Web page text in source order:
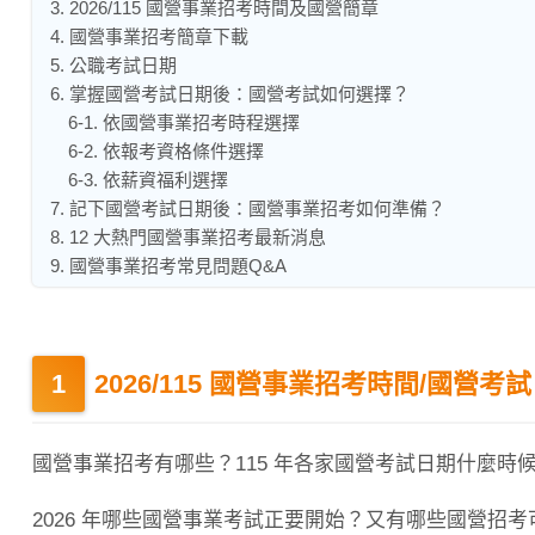
3. 2026/115 國營事業招考時間及國營簡章
4. 國營事業招考簡章下載
5. 公職考試日期
6. 掌握國營考試日期後：國營考試如何選擇？
6-1. 依國營事業招考時程選擇
6-2. 依報考資格條件選擇
6-3. 依薪資福利選擇
7. 記下國營考試日期後：國營事業招考如何準備？
8. 12 大熱門國營事業招考最新消息
9. 國營事業招考常見問題Q&A
2026/115 國營事業招考時間/國營考試
國營事業招考有哪些？115 年各家國營考試日期什麼時
2026 年哪些國營事業考試正要開始？又有哪些國營招考